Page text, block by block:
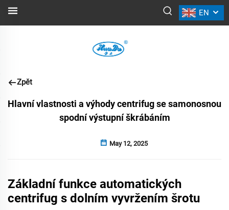
EN
NOVINKY
Zpět
Hlavní vlastnosti a výhody centrifug se samonosnou
spodní výstupní škrábáním
May 12, 2025
Základní funkce automatických
centrifug s dolním vyvržením šrotu